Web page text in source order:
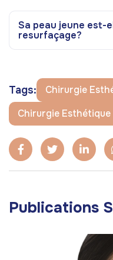
Sa peau jeune est-
resurfaçage?
Tags:
Chirurgie
Chirurgie Esthétique
Publications